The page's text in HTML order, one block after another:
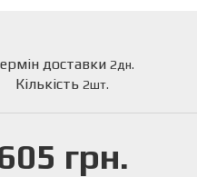
доставки 2дн.
Кількість 2шт.
грн.